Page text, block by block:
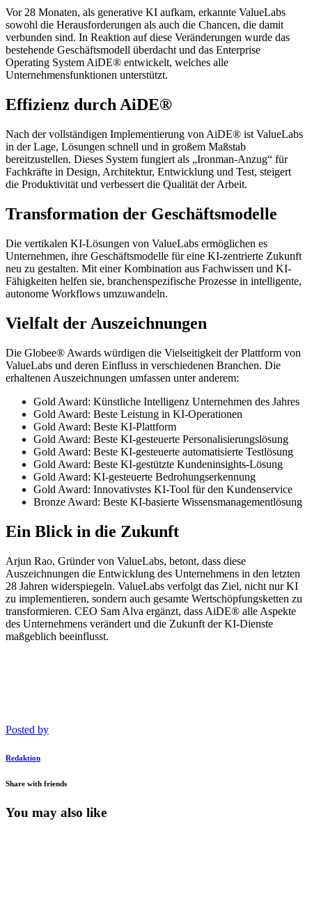
Vor 28 Monaten, als generative KI aufkam, erkannte ValueLabs
sowohl die Herausforderungen als auch die Chancen, die damit
verbunden sind. In Reaktion auf diese Veränderungen wurde das
bestehende Geschäftsmodell überdacht und das Enterprise
Operating System AiDE® entwickelt, welches alle
Unternehmensfunktionen unterstützt.
Effizienz durch AiDE®
Nach der vollständigen Implementierung von AiDE® ist ValueLabs
in der Lage, Lösungen schnell und in großem Maßstab
bereitzustellen. Dieses System fungiert als „Ironman-Anzug“ für
Fachkräfte in Design, Architektur, Entwicklung und Test, steigert
die Produktivität und verbessert die Qualität der Arbeit.
Transformation der Geschäftsmodelle
Die vertikalen KI-Lösungen von ValueLabs ermöglichen es
Unternehmen, ihre Geschäftsmodelle für eine KI-zentrierte Zukunft
neu zu gestalten. Mit einer Kombination aus Fachwissen und KI-
Fähigkeiten helfen sie, branchenspezifische Prozesse in intelligente,
autonome Workflows umzuwandeln.
Vielfalt der Auszeichnungen
Die Globee® Awards würdigen die Vielseitigkeit der Plattform von
ValueLabs und deren Einfluss in verschiedenen Branchen. Die
erhaltenen Auszeichnungen umfassen unter anderem:
Gold Award: Künstliche Intelligenz Unternehmen des Jahres
Gold Award: Beste Leistung in KI-Operationen
Gold Award: Beste KI-Plattform
Gold Award: Beste KI-gesteuerte Personalisierungslösung
Gold Award: Beste KI-gesteuerte automatisierte Testlösung
Gold Award: Beste KI-gestützte Kundeninsights-Lösung
Gold Award: KI-gesteuerte Bedrohungserkennung
Gold Award: Innovativstes KI-Tool für den Kundenservice
Bronze Award: Beste KI-basierte Wissensmanagementlösung
Ein Blick in die Zukunft
Arjun Rao, Gründer von ValueLabs, betont, dass diese
Auszeichnungen die Entwicklung des Unternehmens in den letzten
28 Jahren widerspiegeln. ValueLabs verfolgt das Ziel, nicht nur KI
zu implementieren, sondern auch gesamte Wertschöpfungsketten zu
transformieren. CEO Sam Alva ergänzt, dass AiDE® alle Aspekte
des Unternehmens verändert und die Zukunft der KI-Dienste
maßgeblich beeinflusst.
Posted by
Redaktion
Share with friends
You may also like